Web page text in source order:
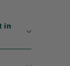
in